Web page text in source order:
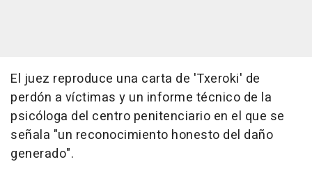
El juez reproduce una carta de 'Txeroki' de
perdón a víctimas y un informe técnico de la
psicóloga del centro penitenciario en el que se
señala "un reconocimiento honesto del daño
generado".